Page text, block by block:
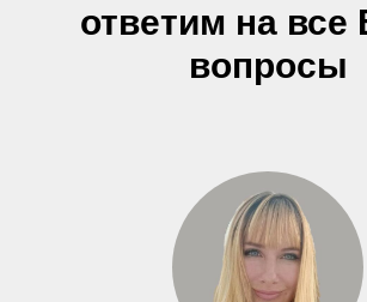
ответим на
вопросы